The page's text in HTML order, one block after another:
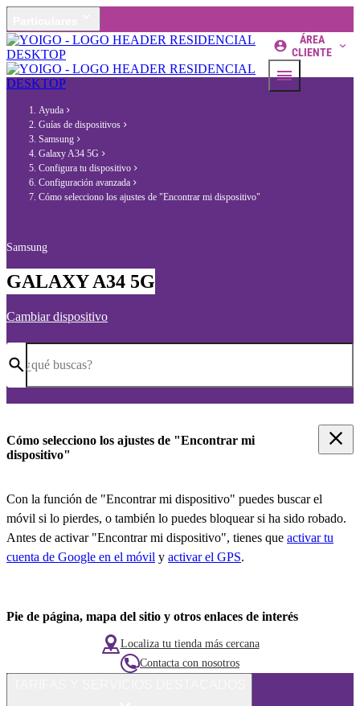
ÁREA
CLIENTE
Ayuda
Guías de dispositivos
Samsung
Galaxy A34 5G
Configura tu dispositivo
Configuración avanzada
Cómo selecciono los ajustes de "Encontrar mi dispositivo"
Samsung
GALAXY A34 5G
Cambiar dispositivo
¿qué buscas?
Cómo selecciono los ajustes de "Encontrar mi
dispositivo"
Con la función de "Encontrar mi dispositivo" puedes buscar el
móvil si lo pierdes, o también lo puedes bloquear si ha sido robado.
Antes de activar "Encontrar mi dispositivo", tienes que activar tu
cuenta de Google en el móvil y activar el GPS.
Pie de página, mapa del sitio y otros enlaces de interés
Localiza tu tienda más cercana
Contacta con nosotros